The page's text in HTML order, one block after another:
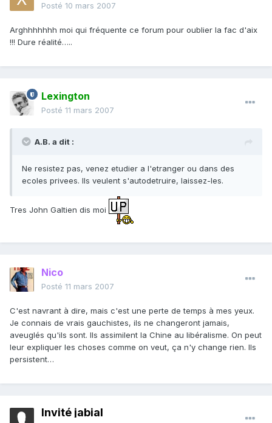
Posté 10 mars 2007
Arghhhhhhh moi qui fréquente ce forum pour oublier la fac d'aix
!!! Dure réalité…..
Lexington
Posté 11 mars 2007
A.B. a dit :
Ne resistez pas, venez etudier a l'etranger ou dans des
ecoles privees. Ils veulent s'autodetruire, laissez-les.
Tres John Galtien dis moi
Nico
Posté 11 mars 2007
C'est navrant à dire, mais c'est une perte de temps à mes yeux.
Je connais de vrais gauchistes, ils ne changeront jamais,
aveuglés qu'ils sont. Ils assimilent la Chine au libéralisme. On peut
leur expliquer les choses comme on veut, ça n'y change rien. Ils
persistent…
Invité jabial